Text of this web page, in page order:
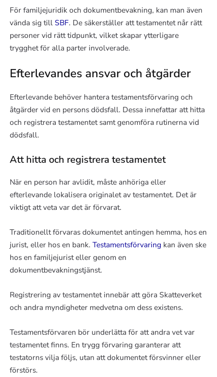
För familjejuridik och dokumentbevakning, kan man även
vända sig till SBF. De säkerställer att testamentet når rätt
personer vid rätt tidpunkt, vilket skapar ytterligare
trygghet för alla parter involverade.
Efterlevandes ansvar och åtgärder
Efterlevande behöver hantera testamentsförvaring och
åtgärder vid en persons dödsfall. Dessa innefattar att hitta
och registrera testamentet samt genomföra rutinerna vid
dödsfall.
Att hitta och registrera testamentet
När en person har avlidit, måste anhöriga eller
efterlevande lokalisera originalet av testamentet. Det är
viktigt att veta var det är förvarat.
Traditionellt förvaras dokumentet antingen hemma, hos en
jurist, eller hos en bank. Testamentsförvaring kan även ske
hos en familjejurist eller genom en
dokumentbevakningstjänst.
Registrering av testamentet innebär att göra Skatteverket
och andra myndigheter medvetna om dess existens.
Testamentsförvaren bör underlätta för att andra vet var
testamentet finns. En trygg förvaring garanterar att
testatorns vilja följs, utan att dokumentet försvinner eller
förstörs.